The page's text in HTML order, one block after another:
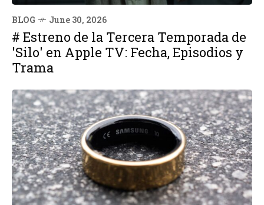
BLOG June 30, 2026
# Estreno de la Tercera Temporada de
'Silo' en Apple TV: Fecha, Episodios y
Trama